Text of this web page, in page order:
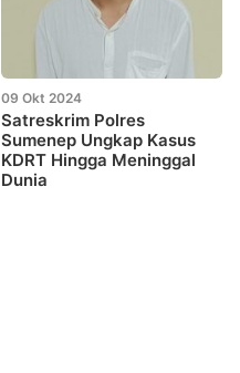
09 Okt 2024
Satreskrim Polres
Sumenep Ungkap Kasus
KDRT Hingga Meninggal
Dunia